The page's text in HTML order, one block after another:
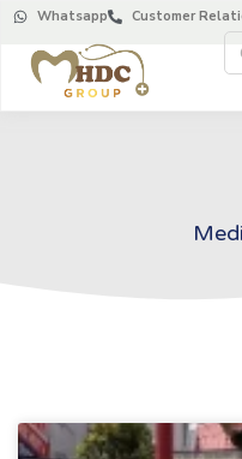
Whatsapp Customer